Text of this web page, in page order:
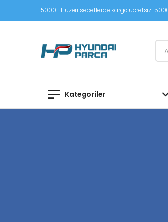
5000 TL üzeri sepetlerde kargo ücretsiz!
Kategoriler